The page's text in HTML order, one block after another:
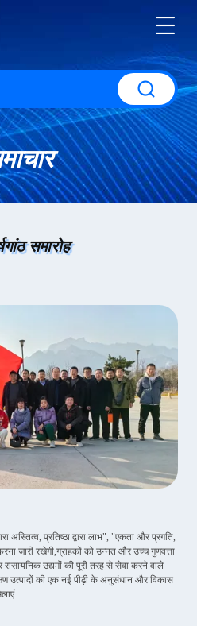
समारोह
अस्तित्व, प्रतिष्ठा द्वारा लाभ", "एकता और प्रगति,
जारी रखेगी,ग्राहकों को उन्नत और उच्च गुणवत्ता
उद्यमों की पूरी तरह से सेवा करने वाले
उत्पादों की एक नई पीढ़ी के अनुसंधान और विकास